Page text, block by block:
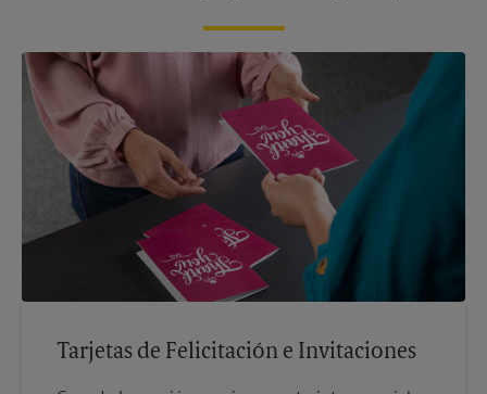
Tarjetas de Felicitación e Invitaciones